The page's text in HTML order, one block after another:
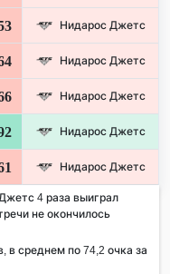
Нидарос Джетс
Нидарос Джетс
Нидарос Джетс
Нидарос Джетс
Нидарос Джетс
4 раза выиграл
не окончилось
в среднем по 74,2 очка за